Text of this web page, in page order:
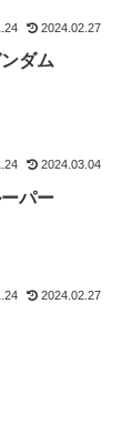
2024.02.27
ダム
2024.03.04
パー
2024.02.27